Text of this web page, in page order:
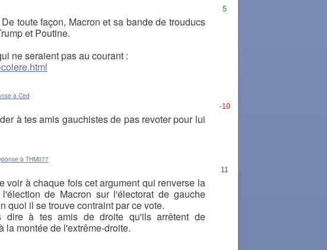
5
toute façon, Macron et sa bande de trouducs
et Poutine.
ne seraient pas au courant :
-10
à Ced
à tes amis gauchistes de pas revoter pour lui
11
à THM077
voir à chaque fois cet argument qui renverse la
de Macron sur l'électorat de gauche
quoi il se trouve contraint par ce vote.
dire à tes amis de droite qu'ils arrêtent de
la montée de l'extrême-droite.